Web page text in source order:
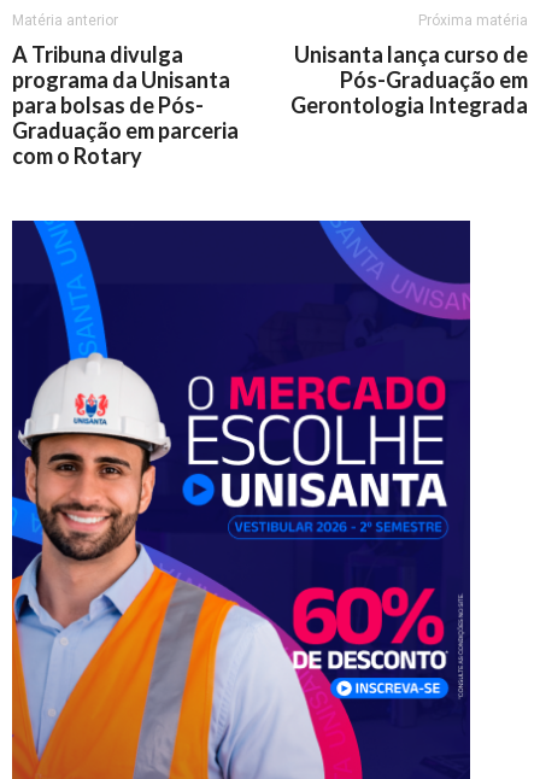
Matéria anterior
A Tribuna divulga
programa da Unisanta
para bolsas de Pós-
Graduação em parceria
com o Rotary
Próxima matéria
Unisanta lança curso de
Pós-Graduação em
Gerontologia Integrada